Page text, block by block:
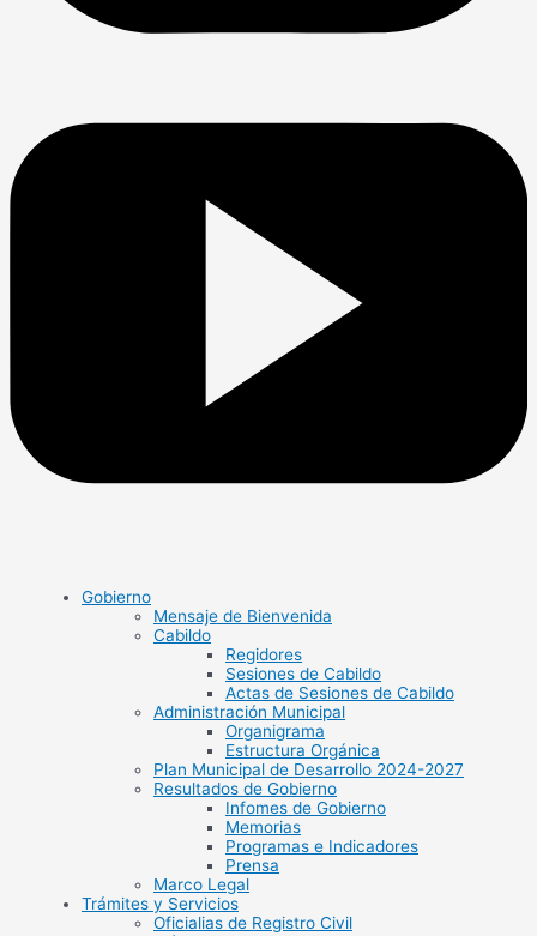
Gobierno
Mensaje de Bienvenida
Cabildo
Regidores
Sesiones de Cabildo
Actas de Sesiones de Cabildo
Administración Municipal
Organigrama
Estructura Orgánica
Plan Municipal de Desarrollo 2024-2027
Resultados de Gobierno
Infomes de Gobierno
Memorias
Programas e Indicadores
Prensa
Marco Legal
Trámites y Servicios
Oficialias de Registro Civil